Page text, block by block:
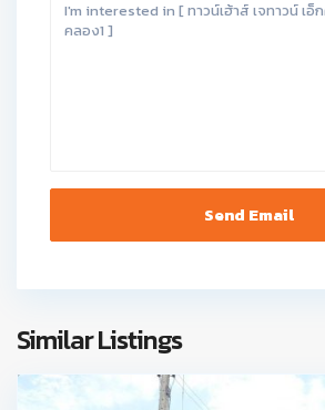
Similar Listings